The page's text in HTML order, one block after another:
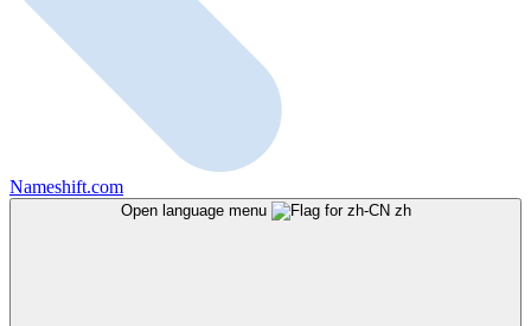
Nameshift.com
Open language menu zh